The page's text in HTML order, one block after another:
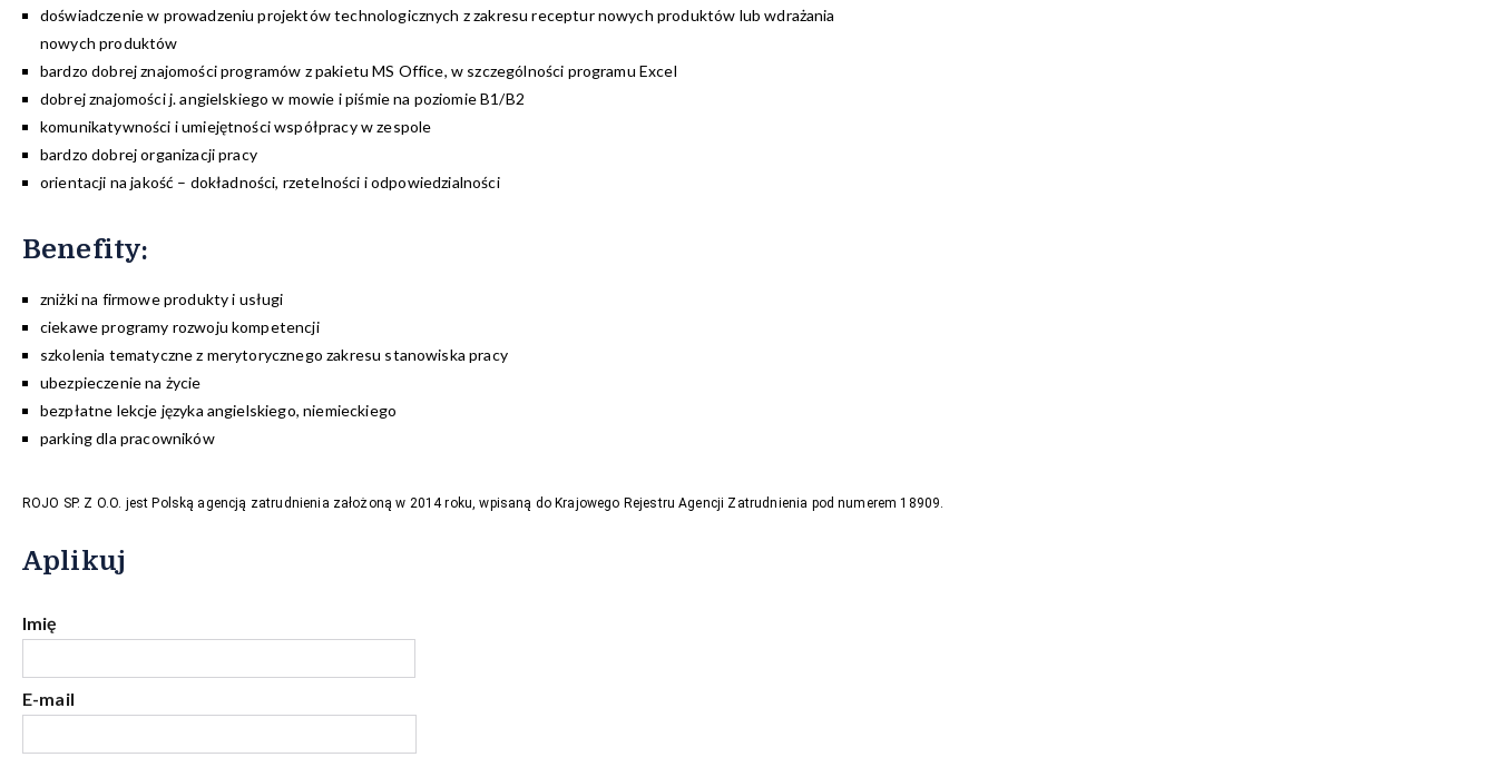
doświadczenie w prowadzeniu projektów technologicznych z zakresu receptur nowych produktów lub wdrażania
nowych produktów
bardzo dobrej znajomości programów z pakietu MS Office, w szczególności programu Excel
dobrej znajomości j. angielskiego w mowie i piśmie na poziomie B1/B2
komunikatywności i umiejętności współpracy w zespole
bardzo dobrej organizacji pracy
orientacji na jakość – dokładności, rzetelności i odpowiedzialności
Benefity:
zniżki na firmowe produkty i usługi
ciekawe programy rozwoju kompetencji
szkolenia tematyczne z merytorycznego zakresu stanowiska pracy
ubezpieczenie na życie
bezpłatne lekcje języka angielskiego, niemieckiego
parking dla pracowników
ROJO SP. Z O.O. jest Polską agencją zatrudnienia założoną w 2014 roku, wpisaną do Krajowego Rejestru Agencji Zatrudnienia pod numerem 18909.
Aplikuj
Imię
E-mail